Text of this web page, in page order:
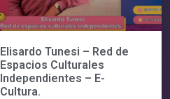
Elisardo Tunesi – Red de
Espacios Culturales
Independientes – E-
Cultura.